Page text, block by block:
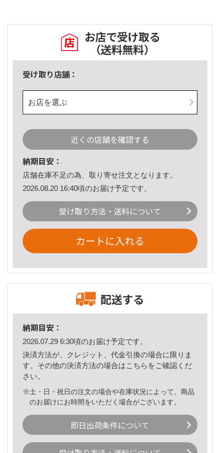
お店で受け取る
（送料無料）
受け取り店舗：
お店を選ぶ
近くの店舗を確認する
納期目安：
店舗在庫不足の為、取り寄せ注文となります。
2026.08.20 16:40頃のお届け予定です。
受け取り方法・送料について
カートに入れる
配送する
納期目安：
2026.07.29 6:30頃のお届け予定です。
決済方法が、クレジット、代金引換の場合に限りま
す。その他の決済方法の場合はこちら をご確認くだ
さい。
※土・日・祝日の注文の場合や在庫状況によって、商品
のお届けにお時間をいただく場合がございます。
即日出荷条件について